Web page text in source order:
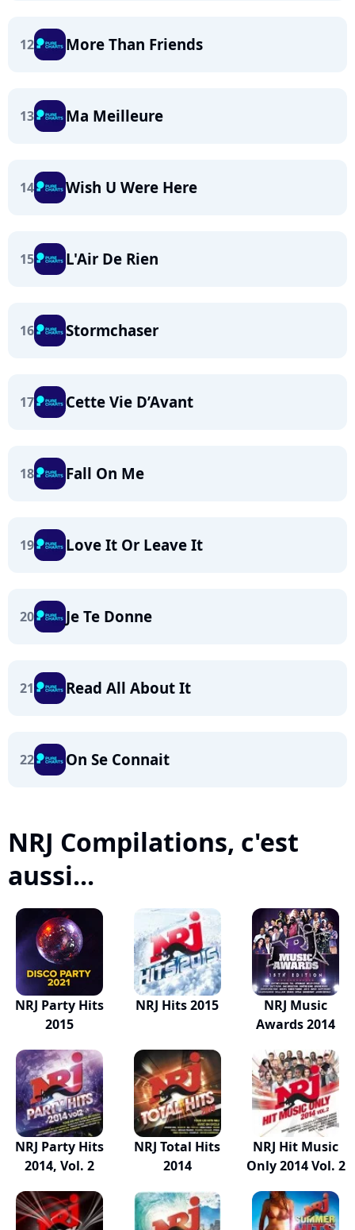
12 More Than Friends
13 Ma Meilleure
14 Wish U Were Here
15 L'Air De Rien
16 Stormchaser
17 Cette Vie D’Avant
18 Fall On Me
19 Love It Or Leave It
20 Je Te Donne
21 Read All About It
22 On Se Connait
NRJ Compilations, c'est
aussi...
NRJ Party Hits
2015
NRJ Hits 2015
NRJ Music
Awards 2014
NRJ Party Hits
2014, Vol. 2
NRJ Total Hits
2014
NRJ Hit Music
Only 2014 Vol. 2